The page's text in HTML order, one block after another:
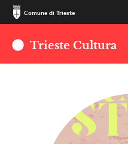
Comune di Trieste
Trieste Cultura